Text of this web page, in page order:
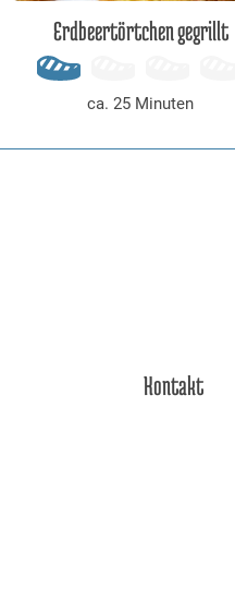
Erdbeertörtchen gegrillt
ca. 25 Minuten
Kontakt